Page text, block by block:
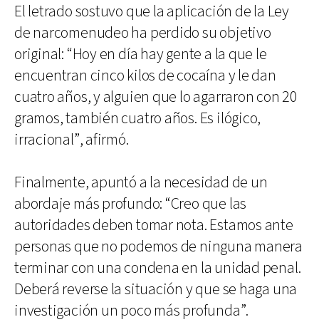
El letrado sostuvo que la aplicación de la Ley
de narcomenudeo ha perdido su objetivo
original: “Hoy en día hay gente a la que le
encuentran cinco kilos de cocaína y le dan
cuatro años, y alguien que lo agarraron con 20
gramos, también cuatro años. Es ilógico,
irracional”, afirmó.
Finalmente, apuntó a la necesidad de un
abordaje más profundo: “Creo que las
autoridades deben tomar nota. Estamos ante
personas que no podemos de ninguna manera
terminar con una condena en la unidad penal.
Deberá reverse la situación y que se haga una
investigación un poco más profunda”.